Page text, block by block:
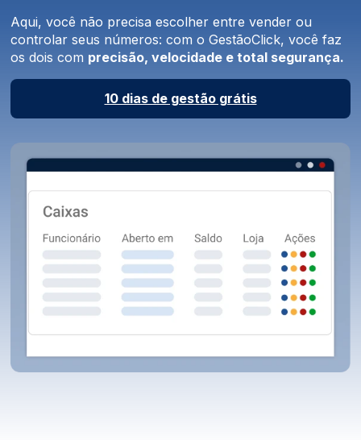
Aqui, você não precisa escolher entre vender ou
controlar seus números: com o GestãoClick, você faz
os dois com precisão, velocidade e total segurança.
10 dias de gestão grátis